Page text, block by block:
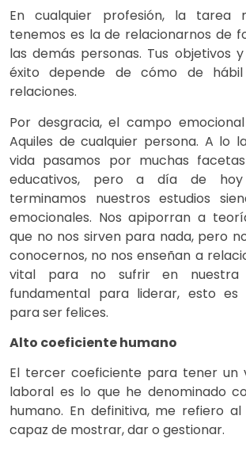
En cualquier profesión, la tarea
tenemos es la de relacionarnos de
las demás personas. Tus objetivos
éxito depende de cómo de
relaciones.
Por desgracia, el campo
Aquiles de cualquier persona. A lo
vida pasamos por muchas
educativos, pero a día de hoy
terminamos nuestros estudios
emocionales. Nos apiporran a
que no nos sirven para nada, pero
conocernos, no nos enseñan a
vital para no sufrir en nuestra
fundamental para liderar, esto es
para ser felices.
Alto coeficiente humano
El tercer coeficiente para tener un
laboral es lo que he denominado
humano. En definitiva, me refiero
capaz de mostrar, dar o gestionar.